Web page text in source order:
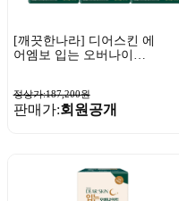
[깨끗한나라] 디어스킨 에
어엠보 입는 오버나이트
정상가:187,200원
판매가:회원공개